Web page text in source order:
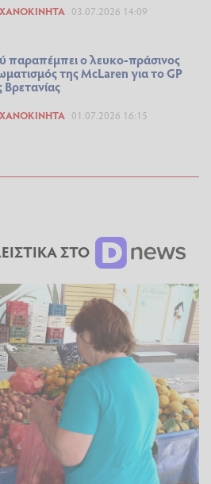
03.07.2026 14:09
παραπέμπει ο λευκο-πράσινος
της McLaren για το GP
Βρετανίας
01.07.2026 16:15
ΣΤΟ